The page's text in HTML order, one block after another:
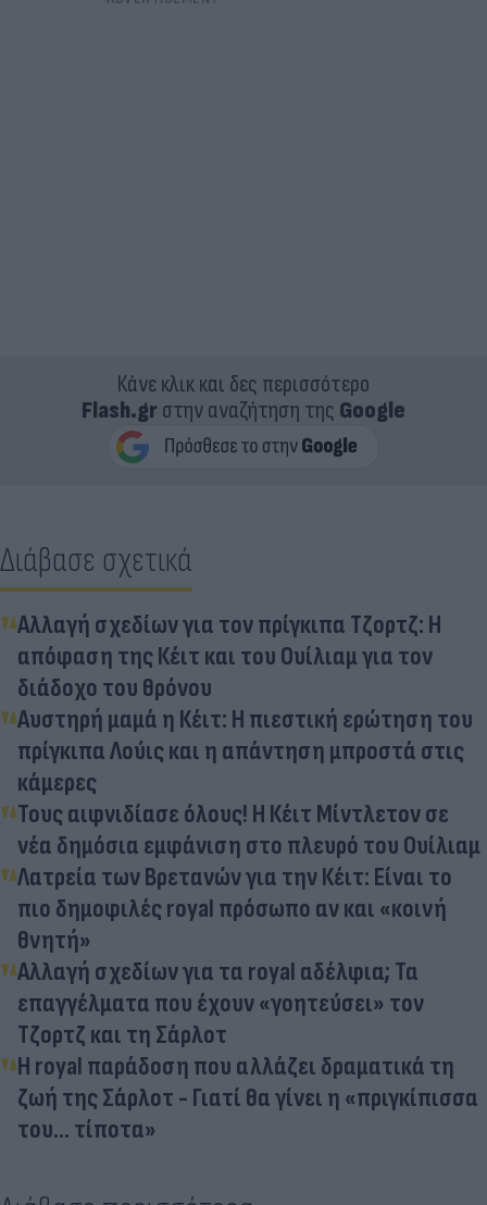
Κάνε κλικ και δες περισσότερο
Flash.grστην αναζήτηση της Google
Διάβασε σχετικά
Αλλαγή σχεδίων για τον πρίγκιπα Τζορτζ: Η
απόφαση της Κέιτ και του Ουίλιαμ για τον
διάδοχο του θρόνου
Αυστηρή μαμά η Κέιτ: Η πιεστική ερώτηση του
πρίγκιπα Λούις και η απάντηση μπροστά στις
κάμερες
Τους αιφνιδίασε όλους! Η Κέιτ Μίντλετον σε
νέα δημόσια εμφάνιση στο πλευρό του Ουίλιαμ
Λατρεία των Βρετανών για την Κέιτ: Είναι το
πιο δημοφιλές royal πρόσωπο αν και «κοινή
θνητή»
Αλλαγή σχεδίων για τα royal αδέλφια; Τα
επαγγέλματα που έχουν «γοητεύσει» τον
Τζορτζ και τη Σάρλοτ
Η royal παράδοση που αλλάζει δραματικά τη
ζωή της Σάρλοτ - Γιατί θα γίνει η «πριγκίπισσα
του... τίποτα»